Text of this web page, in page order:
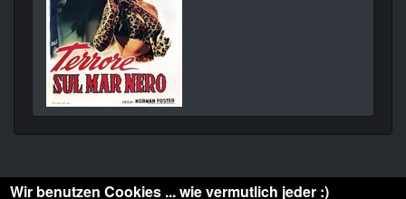
Wir benutzen Cookies ... wie vermutlich jeder :)